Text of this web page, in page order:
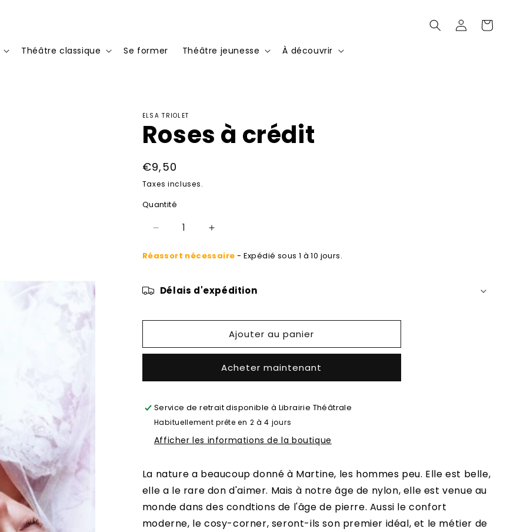
Théâtre classique Se former Théâtre jeunesse À découvrir
ConnexionPanier
ELSA TRIOLET
Roses à crédit
Prix
habituel
€9,50
Taxes incluses.
Quantité
Réduire
quantité
à
Augmenter
quantité
à
Réassort nécessaire - Expédié sous 1 à 10 jours.
Délais d'expédition
Ajouter au panier
Acheter maintenant
Service de retrait disponible à Librairie Théâtrale
Habituellement prête en 2 à 4 jours
Afficher les informations de la boutique
La nature a beaucoup donné à Martine, les hommes peu. Elle est belle,
elle a le rare don d'aimer. Mais à notre âge de nylon, elle est venue au
monde dans des condtions de l'âge de pierre. Aussi le confort
moderne, le cosy-corner, seront-ils son premier idéal, et le métier de